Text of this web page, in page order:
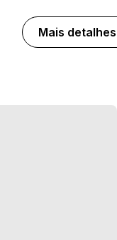
Mais detalhes